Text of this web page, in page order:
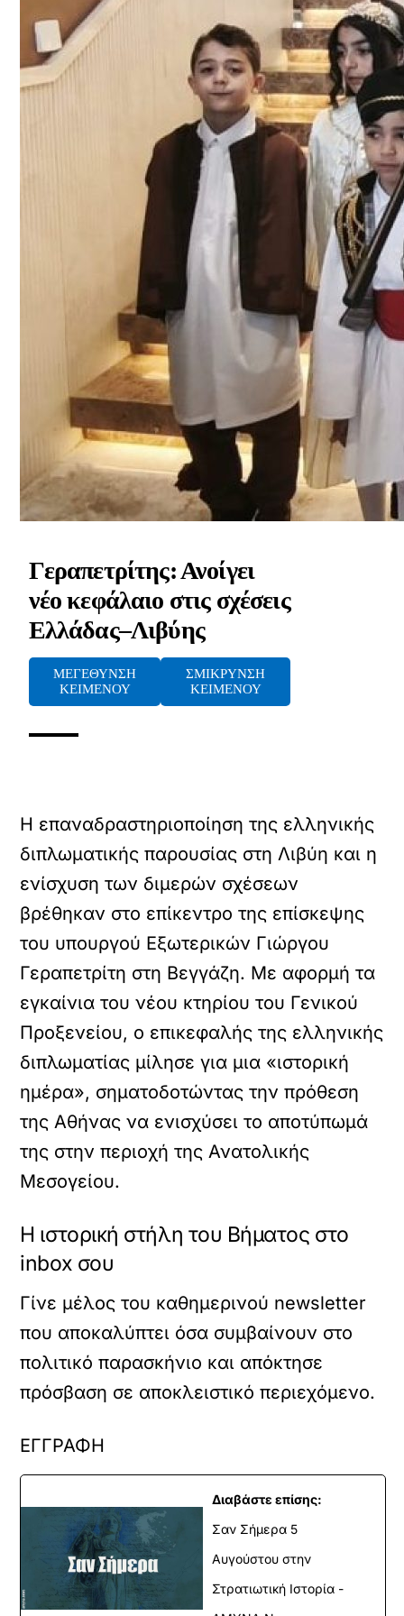
Γεραπετρίτης: Ανοίγει
νέο κεφάλαιο στις σχέσεις
Ελλάδας–Λιβύης
ΜΕΓΕΘΥΝΣΗ
ΚΕΙΜΕΝΟΥ
ΣΜΙΚΡΥΝΣΗ
ΚΕΙΜΕΝΟΥ
Η επαναδραστηριοποίηση της ελληνικής
διπλωματικής παρουσίας στη Λιβύη και η
ενίσχυση των διμερών σχέσεων
βρέθηκαν στο επίκεντρο της επίσκεψης
του υπουργού Εξωτερικών Γιώργου
Γεραπετρίτη στη Βεγγάζη. Με αφορμή τα
εγκαίνια του νέου κτηρίου του Γενικού
Προξενείου, ο επικεφαλής της ελληνικής
διπλωματίας μίλησε για μια «ιστορική
ημέρα», σηματοδοτώντας την πρόθεση
της Αθήνας να ενισχύσει το αποτύπωμά
της στην περιοχή της Ανατολικής
Μεσογείου.
Η ιστορική στήλη του Βήματος στο
inbox σου
Γίνε μέλος του καθημερινού newsletter
που αποκαλύπτει όσα συμβαίνουν στο
πολιτικό παρασκήνιο και απόκτησε
πρόσβαση σε αποκλειστικό περιεχόμενο.
ΕΓΓΡΑΦΗ
Διαβάστε επίσης:
Σαν Σήμερα 5
Αυγούστου στην
Στρατιωτική Ιστορία -